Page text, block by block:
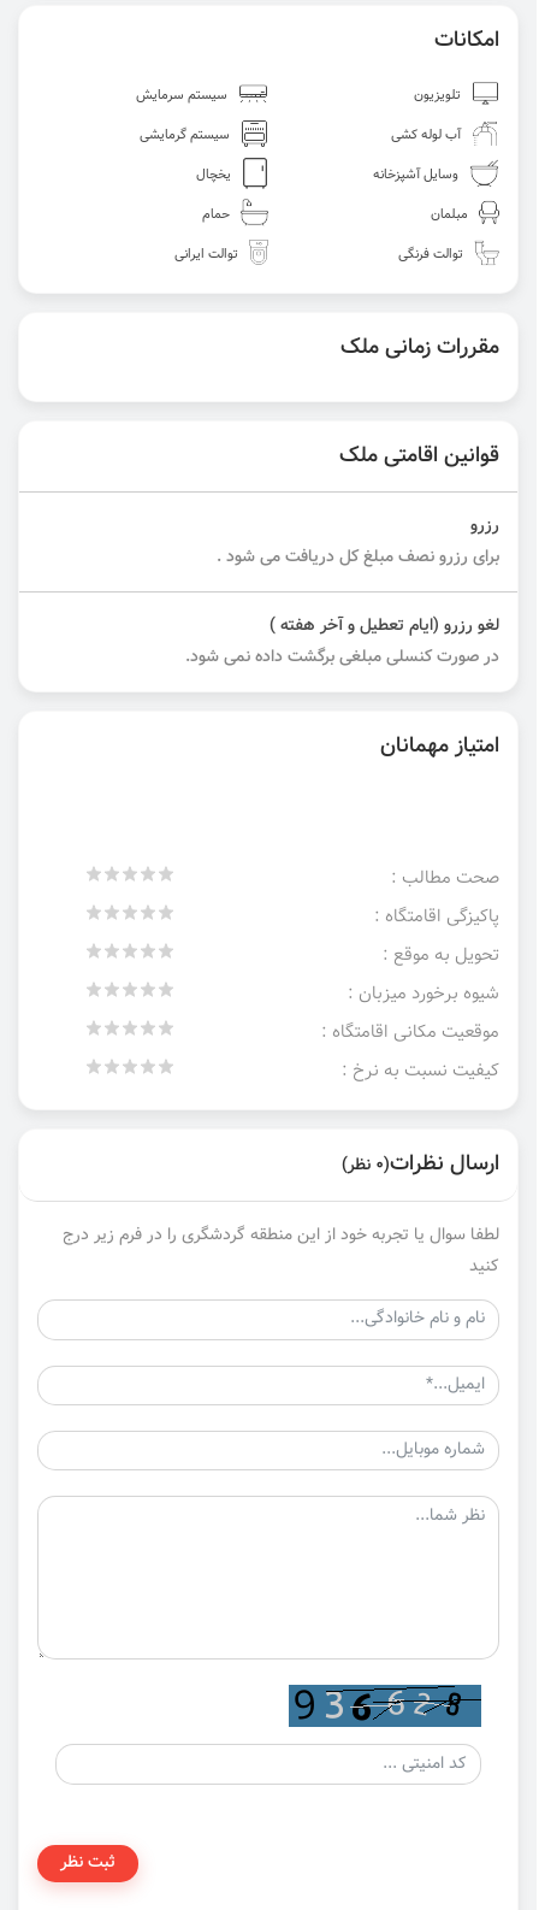
امکانات
تلویزیون
سیستم سرمایش
آب لوله کشی
سیستم گرمایشی
وسایل آشپزخانه
یخچال
مبلمان
حمام
توالت فرنگی
توالت ایرانی
مقررات زمانی ملک
قوانین اقامتی ملک
رزرو
برای رزرو نصف مبلغ کل دریافت می شود .
لغو رزرو (ایام تعطیل و آخر هفته )
در صورت کنسلی مبلغی برگشت داده نمی شود.
امتیاز مهمانان
صحت مطالب :
پاکیزگی اقامتگاه :
تحویل به موقع :
شیوه برخورد میزبان :
موقعیت مکانی اقامتگاه :
کیفیت نسبت به نرخ :
ارسال نظرات(0 نظر)
لطفا سوال یا تجربه خود از این منطقه گردشگری را در فرم زیر درج
کنید
ثبت نظر